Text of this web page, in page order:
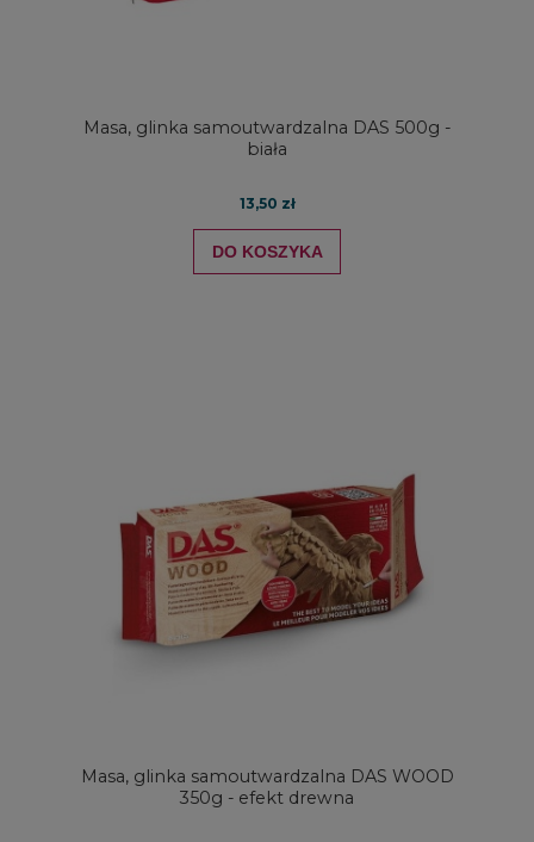
Masa, glinka samoutwardzalna DAS 500g -
biała
13,50 zł
DO KOSZYKA
Masa, glinka samoutwardzalna DAS WOOD
350g - efekt drewna